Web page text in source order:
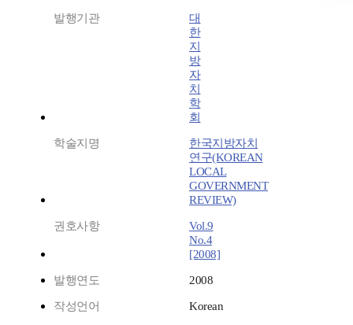
발행기관
대
한
지
방
자
치
학
회
학술지명
한국지방자치
연구(KOREAN
LOCAL
GOVERNMENT
REVIEW)
권호사항
Vol.9
No.4
[2008]
발행연도 2008
작성언어 Korean